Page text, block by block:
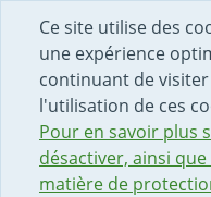
Ce site utilise des
une expérience
continuant de
l'utilisation de ces
Pour en savoir plus
désactiver, ainsi
matière de
DÉBUT DU
ACCÈS AU CHAMP
PAGE D'ACCUEIL
FORMULAIRE DE